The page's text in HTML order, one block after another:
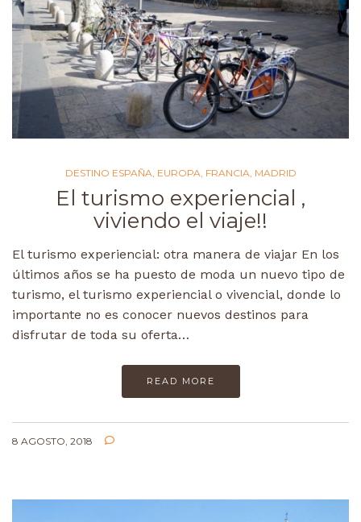
DESTINO ESPAÑA EUROPA FRANCIA MADRID
El turismo experiencial ,
viviendo el viaje!!
El turismo experiencial: otra manera de viajar En los
últimos años se ha puesto de moda un nuevo tipo de
turismo, el turismo experiencial o vivencial, donde lo
importante no es conocer nuevos destinos para
disfrutar de toda su oferta…
READ MORE
8 AGOSTO, 2018